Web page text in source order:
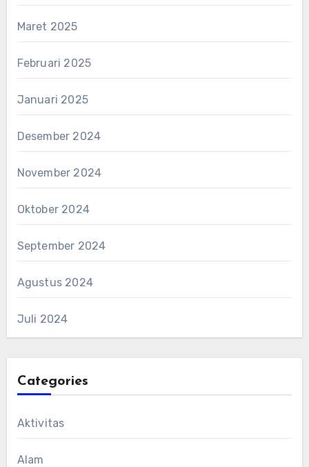
Maret 2025
Februari 2025
Januari 2025
Desember 2024
November 2024
Oktober 2024
September 2024
Agustus 2024
Juli 2024
Categories
Aktivitas
Alam